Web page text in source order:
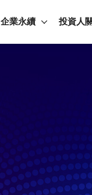
企業永續 投資人